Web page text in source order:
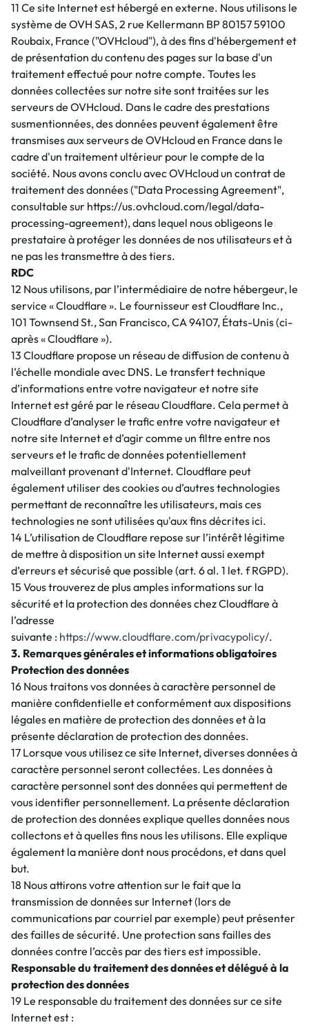
11 Ce site Internet est hébergé en externe. Nous utilisons le
système de OVH SAS, 2 rue Kellermann BP 80157 59100
Roubaix, France ("OVHcloud"), à des fins d'hébergement et
de présentation du contenu des pages sur la base d'un
traitement effectué pour notre compte. Toutes les
données collectées sur notre site sont traitées sur les
serveurs de OVHcloud. Dans le cadre des prestations
susmentionnées, des données peuvent également être
transmises aux serveurs de OVHcloud en France dans le
cadre d'un traitement ultérieur pour le compte de la
société. Nous avons conclu avec OVHcloud un contrat de
traitement des données ("Data Processing Agreement",
consultable sur https://us.ovhcloud.com/legal/data-
processing-agreement), dans lequel nous obligeons le
prestataire à protéger les données de nos utilisateurs et à
ne pas les transmettre à des tiers.
RDC
12 Nous utilisons, par l’intermédiaire de notre hébergeur, le
service « Cloudflare ». Le fournisseur est Cloudflare Inc.,
101 Townsend St., San Francisco, CA 94107, États-Unis (ci-
après « Cloudflare »).
13 Cloudflare propose un réseau de diffusion de contenu à
l’échelle mondiale avec DNS. Le transfert technique
d’informations entre votre navigateur et notre site
Internet est géré par le réseau Cloudflare. Cela permet à
Cloudflare d’analyser le trafic entre votre navigateur et
notre site Internet et d’agir comme un filtre entre nos
serveurs et le trafic de données potentiellement
malveillant provenant d'Internet. Cloudflare peut
également utiliser des cookies ou d’autres technologies
permettant de reconnaître les utilisateurs, mais ces
technologies ne sont utilisées qu'aux fins décrites ici.
14 L’utilisation de Cloudflare repose sur l’intérêt légitime
de mettre à disposition un site Internet aussi exempt
d’erreurs et sécurisé que possible (art. 6 al. 1 let. f RGPD).
15 Vous trouverez de plus amples informations sur la
sécurité et la protection des données chez Cloudflare à
l’adresse
suivante : https://www.cloudflare.com/privacypolicy/.
3. Remarques générales et informations obligatoires
Protection des données
16 Nous traitons vos données à caractère personnel de
manière confidentielle et conformément aux dispositions
légales en matière de protection des données et à la
présente déclaration de protection des données.
17 Lorsque vous utilisez ce site Internet, diverses données à
caractère personnel seront collectées. Les données à
caractère personnel sont des données qui permettent de
vous identifier personnellement. La présente déclaration
de protection des données explique quelles données nous
collectons et à quelles fins nous les utilisons. Elle explique
également la manière dont nous procédons, et dans quel
but.
18 Nous attirons votre attention sur le fait que la
transmission de données sur Internet (lors de
communications par courriel par exemple) peut présenter
des failles de sécurité. Une protection sans failles des
données contre l’accès par des tiers est impossible.
Responsable du traitement des données et délégué à la
protection des données
19 Le responsable du traitement des données sur ce site
Internet est :